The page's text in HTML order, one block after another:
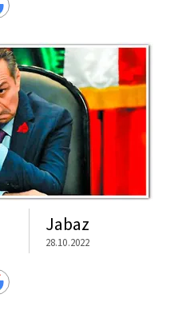
Jabaz
28.10.2022